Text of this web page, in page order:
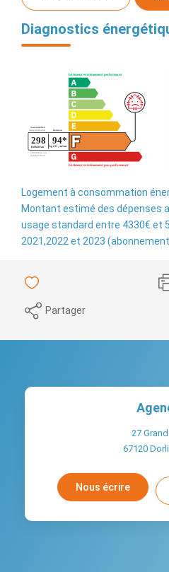
Diagnostics
Logement à consommation
Montant estimé des dépenses
usage standard entre 4330€ et
2021,2022 et 2023
Partager
27
67120
Nous écrire